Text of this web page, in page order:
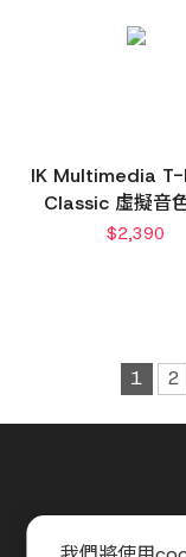
IK Multimedia T-
Classic 虛擬音
$2,390
1 2